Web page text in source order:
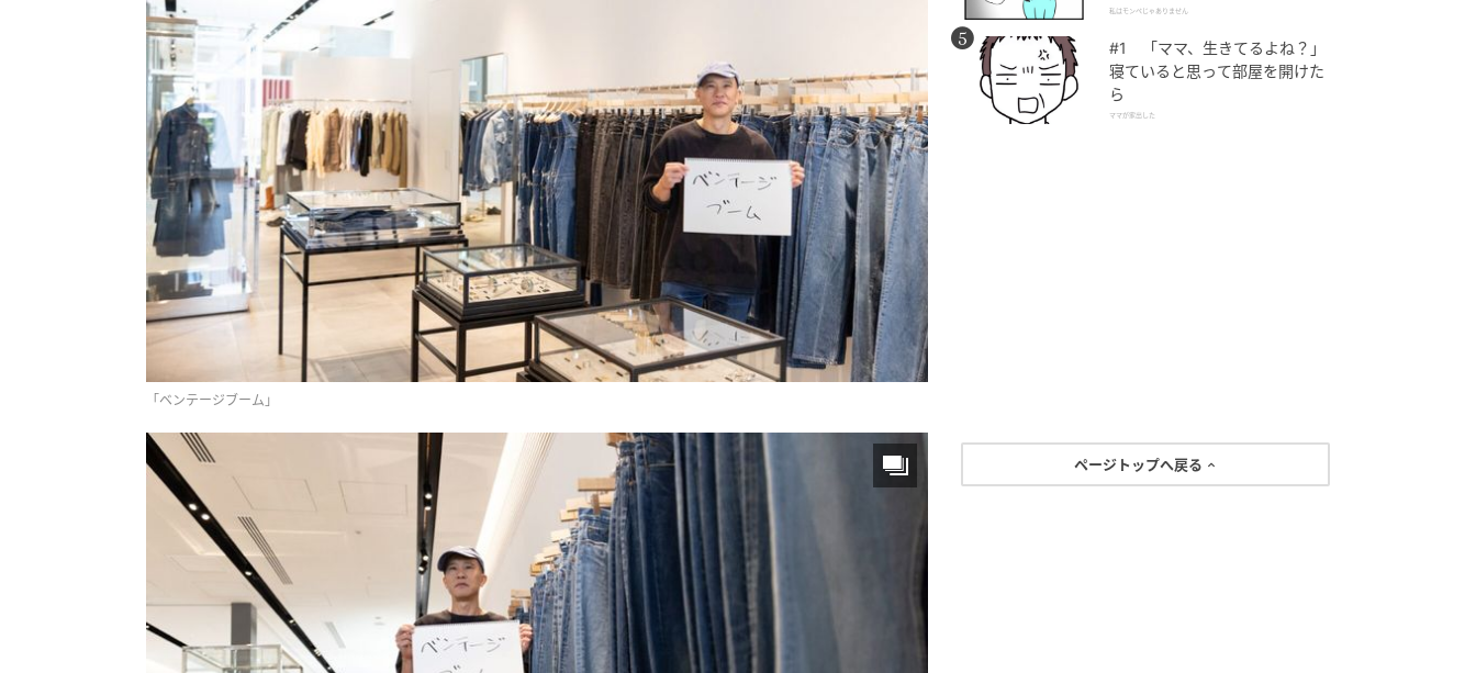
「ベンテージブーム」
私はモンペじゃありません
#1 「ママ、生きてるよね？」
寝ていると思って部屋を開けた
ら
ママが家出した
ページトップへ戻る